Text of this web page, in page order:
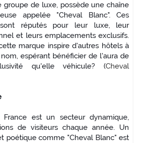
groupe de luxe, possède une chaîne
appelée "Cheval Blanc". Ces
sont réputés pour leur luxe, leur
et leurs emplacements exclusifs.
marque inspire d'autres hôtels à
espérant bénéficier de l'aura de
qu'elle véhicule? (Cheval
est un secteur dynamique,
de visiteurs chaque année. Un
poétique comme "Cheval Blanc" est